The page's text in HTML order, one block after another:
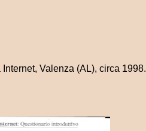
Valenza (AL), circa 1998.